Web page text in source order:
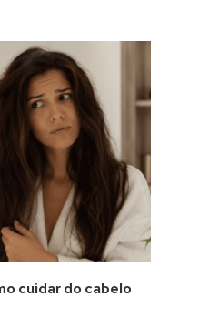
cuidar do cabelo